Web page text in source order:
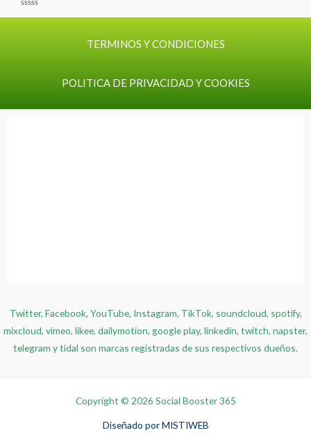
5
con
5
de
TERMINOS Y CONDICIONES
POLITICA DE PRIVACIDAD Y COOKIES
Twitter, Facebook, YouTube, Instagram, TikTok, soundcloud, spotify,
mixcloud, vimeo, likee, dailymotion, google play, linkedin, twitch, napster,
telegram y tidal son marcas registradas de sus respectivos dueños.
Copyright © 2026 Social Booster 365
Diseñado porMISTIWEB